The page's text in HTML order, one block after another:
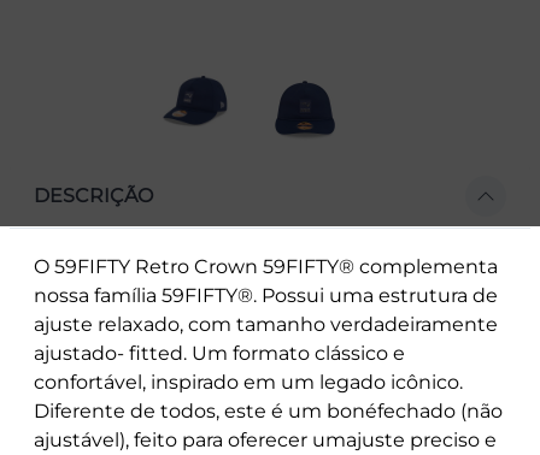
DESCRIÇÃO
O 59FIFTY Retro Crown 59FIFTY® complementa
nossa família 59FIFTY®. Possui uma estrutura de
ajuste relaxado, com tamanho verdadeiramente
ajustado- fitted. Um formato clássico e
confortável, inspirado em um legado icônico.
Diferente de todos, este é um bonéfechado (não
ajustável), feito para oferecer umajuste preciso e